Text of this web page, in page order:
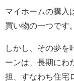
マイホームの購入
買い物の一つです。
しかし、その夢を
ーンは、長期にわ
担、すなわち住宅